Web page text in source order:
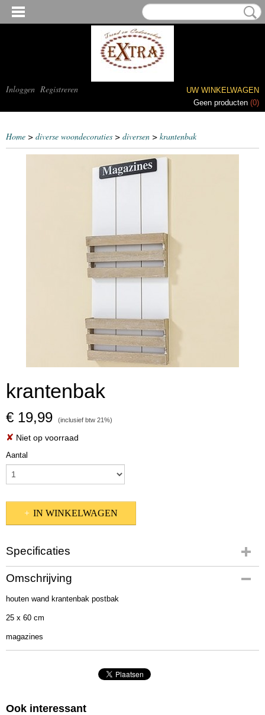
Inloggen Registreren
UW WINKELWAGEN
Geen producten (0)
Home > diverse woondecoraties > diversen > krantenbak
krantenbak
€ 19,99 (inclusief btw 21%)
✘ Niet op voorraad
Aantal
IN WINKELWAGEN
Specificaties
Productcode
1001636
EAN code
60 x 30 x 5 cm
Omschrijving
houten wand krantenbak postbak
25 x 60 cm
magazines
Ook interessant